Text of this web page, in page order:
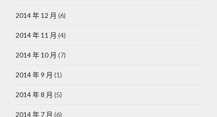
2014 年 12 月 (6)
2014 年 11 月 (4)
2014 年 10 月 (7)
2014 年 9 月 (1)
2014 年 8 月 (5)
2014 年 7 月 (6)